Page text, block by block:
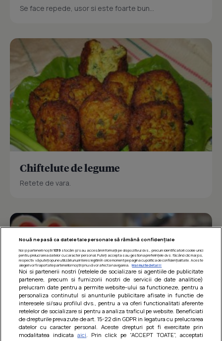
Se face repede, usor si este foarte bun...
Chiftelute de legume
Retete de vara.
Nouă ne pasă ca datele tale personale să rămână confidențiale
Noi și partenerii noștri 1019stocăm și/sau accesăm informații pe dispozitivul dvs., precum identificatorii cookie unici
pentru prelucrarea datelor cu caracter personal. Puteți accepta sau gestiona preferințele dvs. făcând clic mai jos,
respectiv vă puteți opune utilizării unui interes legitim în orice moment pe pagina cu politica de confidențialitate. Aceste
alegeri vor fi raportate partenerilor noștri și nu vă vor afecta navigarea.
Mai multe detalii
Noi si partenerii nostri (retelele de socializare si agentiile de publicitate
partenere, precum si furnizorii nostri de servicii de date analitice)
prelucram date pentru a permite website-ului sa functioneze, pentru a
personaliza continutul si anunturile publicitare afisate in functie de
interesele si/sau profilul dvs., pentru a va oferi functionalitati aferente
retelelor de socializare si pentru a analiza traficul pe website. Beneficiati
de drepturile prevazute de art. 15-22 din GDPR in legatura cu prelucrarea
datelor cu caracter personal. Aceste drepturi pot fi exercitate prin
modalitatea indicataaici . Prin click pe “ACCEPT TOATE”, acceptati